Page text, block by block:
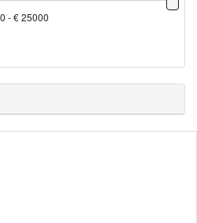
- € 25000